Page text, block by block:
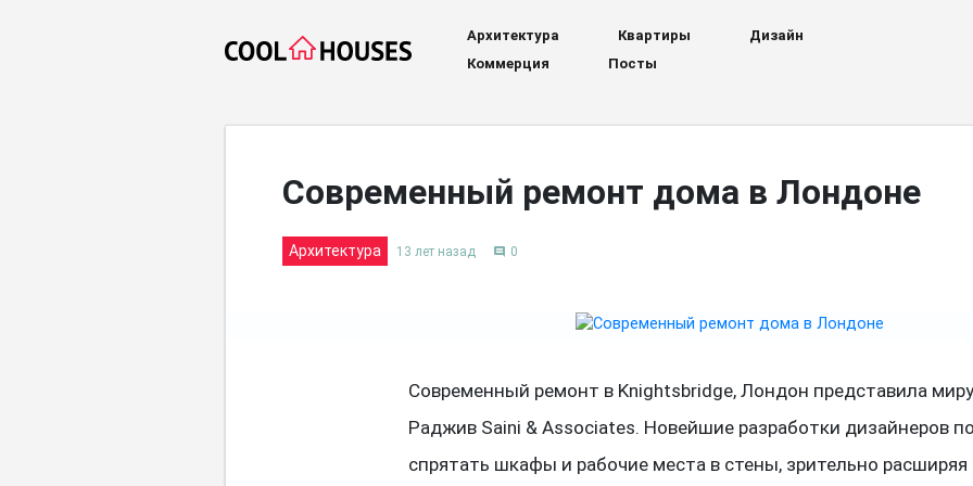
Архитектура Квартиры
Дизайн
Коммерция
Посты
Современный ремонт дома в Лондоне
Архитектура 13 лет назад comment 0
Современный ремонт в Knightsbridge, Лондон представила
Раджив Saini & Associates. Новейшие разработки дизайнеров
спрятать шкафы и рабочие места в стены, зрительно расширяя